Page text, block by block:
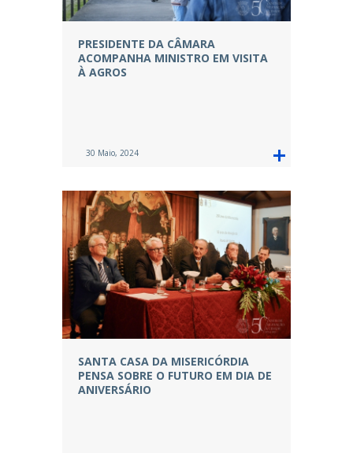
PRESIDENTE DA CÂMARA
ACOMPANHA MINISTRO EM VISITA
À AGROS
30 Maio, 2024
SANTA CASA DA MISERICÓRDIA
PENSA SOBRE O FUTURO EM DIA DE
ANIVERSÁRIO